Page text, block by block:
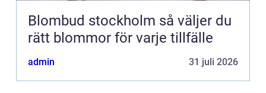
Blombud stockholm så väljer du
rätt blommor för varje tillfälle
admin 31 juli 2026